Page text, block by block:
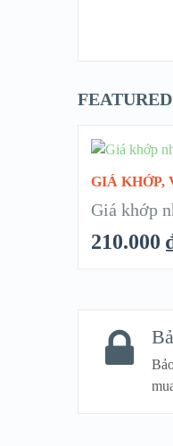
GIÁ KHỚP,
Giá khớp
210.000